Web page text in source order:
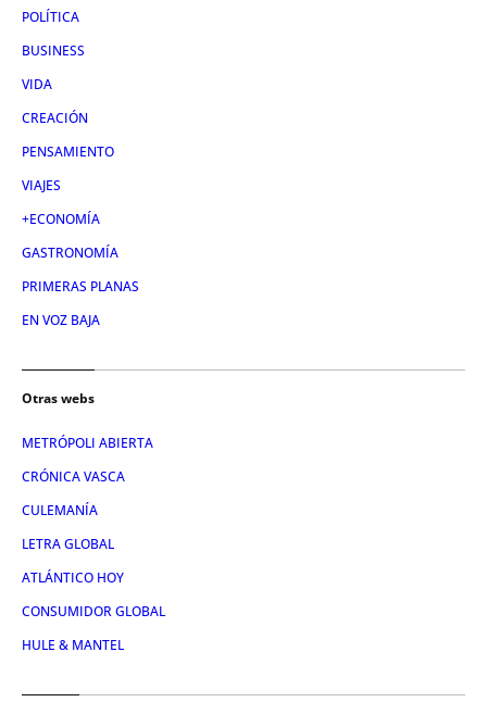
POLÍTICA
BUSINESS
VIDA
CREACIÓN
PENSAMIENTO
VIAJES
+ECONOMÍA
GASTRONOMÍA
PRIMERAS PLANAS
EN VOZ BAJA
Otras webs
METRÓPOLI ABIERTA
CRÓNICA VASCA
CULEMANÍA
LETRA GLOBAL
ATLÁNTICO HOY
CONSUMIDOR GLOBAL
HULE & MANTEL